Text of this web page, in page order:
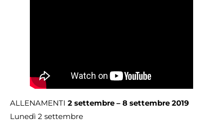
ALLENAMENTI 2 settembre – 8 settembre 2019
Lunedì 2 settembre